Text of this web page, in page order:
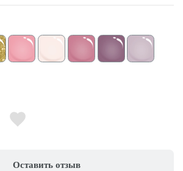
Оставить отзыв